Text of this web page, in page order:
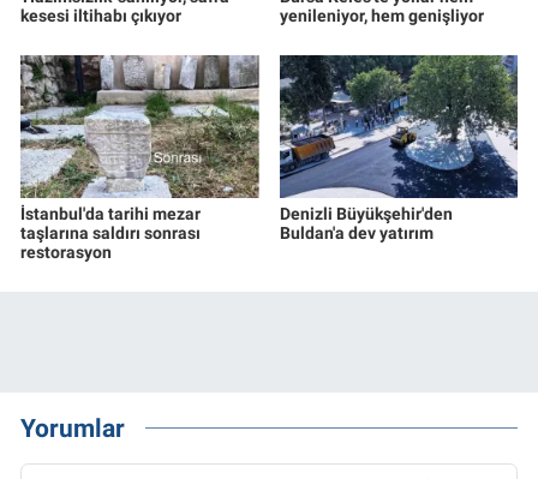
kesesi iltihabı çıkıyor
yenileniyor, hem genişliyor
İstanbul'da tarihi mezar
taşlarına saldırı sonrası
restorasyon
Denizli Büyükşehir'den
Buldan'a dev yatırım
Yorumlar